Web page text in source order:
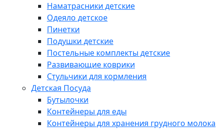
Наматрасники детские
Одеяло детское
Пинетки
Подушки детские
Постельные комплекты детские
Развивающие коврики
Стульчики для кормления
Детская Посуда
Бутылочки
Контейнеры для еды
Контейнеры для хранения грудного молока